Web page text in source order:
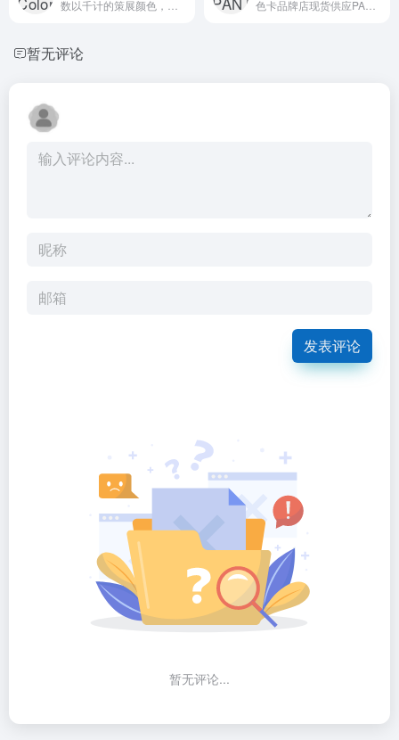
暂无评论
发表评论
暂无评论...